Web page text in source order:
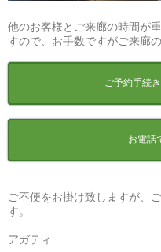
他のお客様とご来廊の時間が
すので、お手数ですがご来廊
ご予約手続
お電話
ご不便をお掛け致しますが、
す。
アガティ